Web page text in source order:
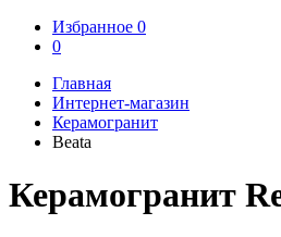
Избранное 0
0
Главная
Интернет-магазин
Керамогранит
Beata
Керамогранит